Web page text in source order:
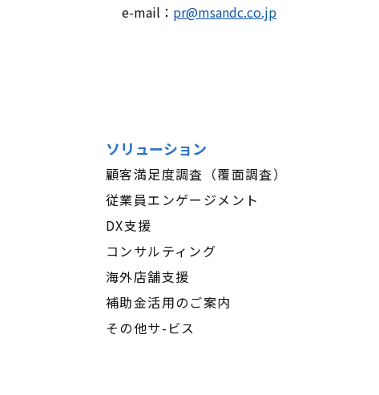
e-mail： pr@msandc.co.jp
ソリューション
顧客満足度調査（覆面調査）
従業員エンゲージメント
DX支援
コンサルティング
海外店舗支援
補助金活用のご案内
その他サ-ビス